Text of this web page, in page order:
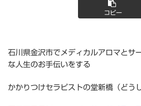
コピー
石川県金沢市でメディカルアロマとサ
な人生のお手伝いをする
かかりつけセラピストの堂新橋（どう